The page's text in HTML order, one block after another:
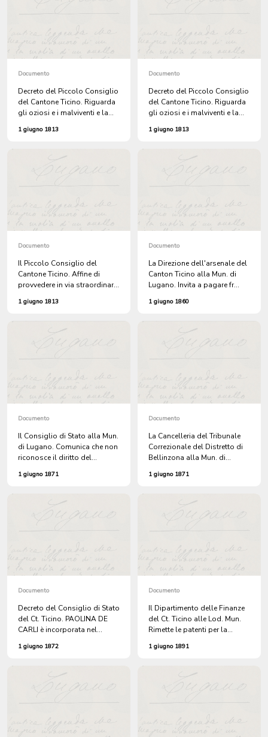
Documento
Decreto del Piccolo Consiglio
del Cantone Ticino. Riguarda
gli oziosi e i malviventi e la
nell'ESERCITO. Per il Piccolo
1 giugno 1813
Documento
Decreto del Piccolo Consiglio
del Cantone Ticino. Riguarda
gli oziosi e i malviventi e la
nell'ESERCITO. Per il Piccolo
1 giugno 1813
Documento
Il Piccolo Consiglio del
Cantone Ticino. Affine di
provvedere in via straordinaria
malviventi, i quali, sfuggendo
turbano il buon ordine, la
sicurezza, e la tranquillità
DECRETA: seguono 7 articoli.
Per il Piccolo Consiglio, il
Presidente Catenazzi; il
Segretario V. Ghiringhelli.
Stampato a Bellinzona
1 giugno 1813
Documento
La Direzione dell'arsenale del
Canton Ticino alla Mun. di
Lugano. Invita a pagare fr
milite GIOVANNI
1 giugno 1860
Documento
Il Consiglio di Stato alla Mun.
di Lugano. Comunica che non
riconosce il diritto del
nel PRETORIO per la
1 giugno 1871
Documento
La Cancelleria del Tribunale
Correzionale del Distretto di
Bellinzona alla Mun. di
stato di fortuna dei
TAGLIORETTI e LUIGIA
BERNASCONI.
1 giugno 1871
Documento
Decreto del Consiglio di Stato
del Ct. Ticino. PAOLINA DE
CARLI è incorporata nel
1 giugno 1872
Documento
Il Dipartimento delle Finanze
del Ct. Ticino alle Lod. Mun.
Rimette le patenti per la
rilasciate ai venditori di
1 giugno 1891